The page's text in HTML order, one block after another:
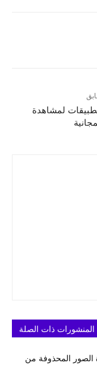
لمشاهدة
المنشورات ذات الصلة
الصور المحذوفة من